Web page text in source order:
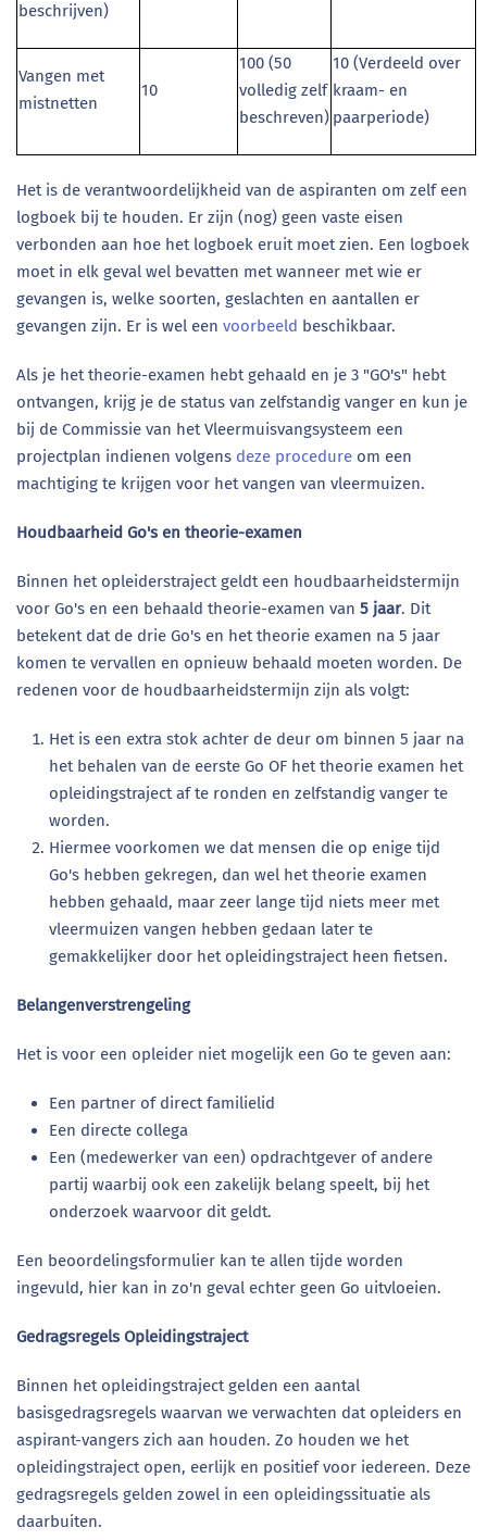
beschrijven)
Vangen met
mistnetten
10
100 (50
volledig zelf
beschreven)
10 (Verdeeld over
kraam- en
paarperiode)
Het is de verantwoordelijkheid van de aspiranten om zelf een
logboek bij te houden. Er zijn (nog) geen vaste eisen
verbonden aan hoe het logboek eruit moet zien. Een logboek
moet in elk geval wel bevatten met wanneer met wie er
gevangen is, welke soorten, geslachten en aantallen er
gevangen zijn. Er is wel een voorbeeld beschikbaar.
Als je het theorie-examen hebt gehaald en je 3 "GO's" hebt
ontvangen, krijg je de status van zelfstandig vanger en kun je
bij de Commissie van het Vleermuisvangsysteem een
projectplan indienen volgens deze procedure om een
machtiging te krijgen voor het vangen van vleermuizen.
Houdbaarheid Go's en theorie-examen
Binnen het opleiderstraject geldt een houdbaarheidstermijn
voor Go's en een behaald theorie-examen van 5 jaar. Dit
betekent dat de drie Go's en het theorie examen na 5 jaar
komen te vervallen en opnieuw behaald moeten worden. De
redenen voor de houdbaarheidstermijn zijn als volgt:
Het is een extra stok achter de deur om binnen 5 jaar na
het behalen van de eerste Go OF het theorie examen het
opleidingstraject af te ronden en zelfstandig vanger te
worden.
Hiermee voorkomen we dat mensen die op enige tijd
Go's hebben gekregen, dan wel het theorie examen
hebben gehaald, maar zeer lange tijd niets meer met
vleermuizen vangen hebben gedaan later te
gemakkelijker door het opleidingstraject heen fietsen.
Belangenverstrengeling
Het is voor een opleider niet mogelijk een Go te geven aan:
Een partner of direct familielid
Een directe collega
Een (medewerker van een) opdrachtgever of andere
partij waarbij ook een zakelijk belang speelt, bij het
onderzoek waarvoor dit geldt.
Een beoordelingsformulier kan te allen tijde worden
ingevuld, hier kan in zo'n geval echter geen Go uitvloeien.
Gedragsregels Opleidingstraject
Binnen het opleidingstraject gelden een aantal
basisgedragsregels waarvan we verwachten dat opleiders en
aspirant-vangers zich aan houden. Zo houden we het
opleidingstraject open, eerlijk en positief voor iedereen. Deze
gedragsregels gelden zowel in een opleidingssituatie als
daarbuiten.